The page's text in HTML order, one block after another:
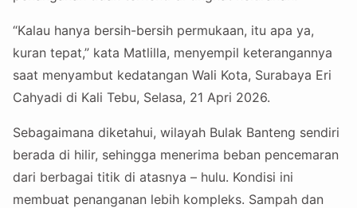
“Kalau hanya bersih-bersih permukaan, itu apa ya,
kuran tepat,” kata Matlilla, menyempil keterangannya
saat menyambut kedatangan Wali Kota, Surabaya Eri
Cahyadi di Kali Tebu, Selasa, 21 Apri 2026.
Sebagaimana diketahui, wilayah Bulak Banteng sendiri
berada di hilir, sehingga menerima beban pencemaran
dari berbagai titik di atasnya – hulu. Kondisi ini
membuat penanganan lebih kompleks. Sampah dan